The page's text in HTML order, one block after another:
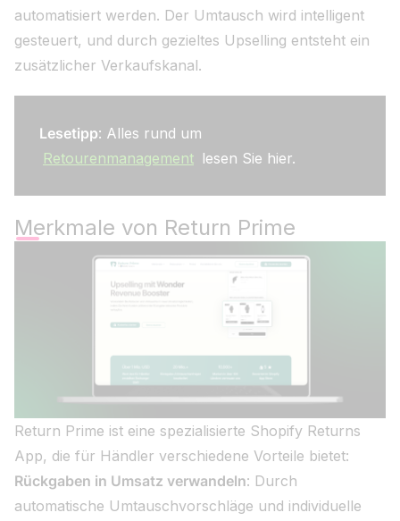
automatisiert werden. Der Umtausch wird intelligent
gesteuert, und durch gezieltes Upselling entsteht ein
zusätzlicher Verkaufskanal.
Lesetipp: Alles rund um
Retourenmanagement lesen Sie hier.
Merkmale von Return Prime
Return Prime ist eine spezialisierte Shopify Returns
App, die für Händler verschiedene Vorteile bietet:
Rückgaben in Umsatz verwandeln: Durch
automatische Umtauschvorschläge und individuelle